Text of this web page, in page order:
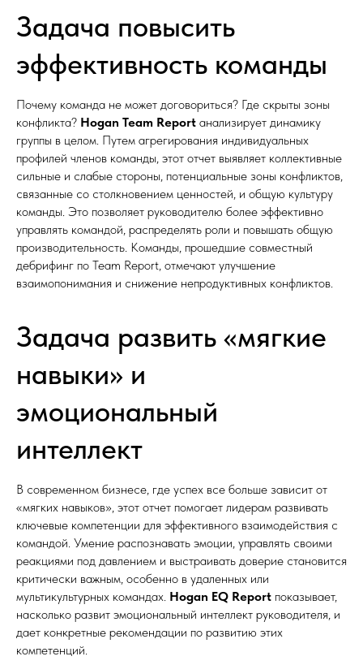
Задача повысить
эффективность команды
Почему команда не может договориться? Где скрыты зоны
конфликта? Hogan Team Report анализирует динамику
группы в целом. Путем агрегирования индивидуальных
профилей членов команды, этот отчет выявляет коллективные
сильные и слабые стороны, потенциальные зоны конфликтов,
связанные со столкновением ценностей, и общую культуру
команды. Это позволяет руководителю более эффективно
управлять командой, распределять роли и повышать общую
производительность. Команды, прошедшие совместный
дебрифинг по Team Report, отмечают улучшение
взаимопонимания и снижение непродуктивных конфликтов.
Задача развить «мягкие
навыки» и
эмоциональный
интеллект
В современном бизнесе, где успех все больше зависит от
«мягких навыков», этот отчет помогает лидерам развивать
ключевые компетенции для эффективного взаимодействия с
командой. Умение распознавать эмоции, управлять своими
реакциями под давлением и выстраивать доверие становится
критически важным, особенно в удаленных или
мультикультурных командах. Hogan EQ Report показывает,
насколько развит эмоциональный интеллект руководителя, и
дает конкретные рекомендации по развитию этих
компетенций.